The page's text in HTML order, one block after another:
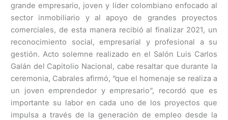
grande empresario, joven y líder colombiano enfocado al
sector inmobiliario y al apoyo de grandes proyectos
comerciales, de esta manera recibió al finalizar 2021, un
reconocimiento social, empresarial y profesional a su
gestión. Acto solemne realizado en el Salón Luis Carlos
Galán del Capitolio Nacional, cabe resaltar que durante la
ceremonia, Cabrales afirmó, “que el homenaje se realiza a
un joven emprendedor y empresario”, recordó que es
importante su labor en cada uno de los proyectos que
impulsa a través de la generación de empleo desde la